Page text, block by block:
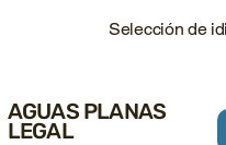
AGUAS PLANAS
LEGAL
Selección de